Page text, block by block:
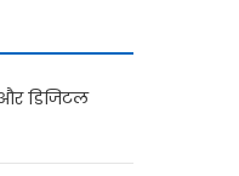
डिजिटल